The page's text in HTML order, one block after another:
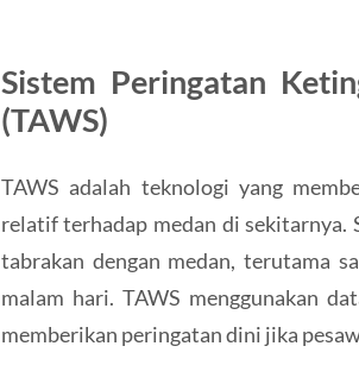
Sistem Peringatan
(TAWS)
TAWS adalah teknologi yang
relatif terhadap medan di
tabrakan dengan medan, terutama
malam hari. TAWS menggunakan
memberikan peringatan dini jika